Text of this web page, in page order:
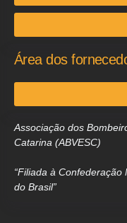
Área dos
Associação dos
Catarina (ABVESC)
“Filiada à
do Brasil”